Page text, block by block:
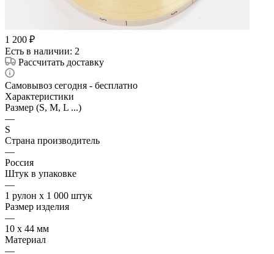
1 200 ₽
Есть в наличии: 2
Рассчитать доставку
Самовывоз сегодня - бесплатно
Характеристики
Размер (S, M, L ...)
—
S
Страна производитель
—
Россия
Штук в упаковке
—
1 рулон х 1 000 штук
Размер изделия
—
10 х 44 мм
Материал
—